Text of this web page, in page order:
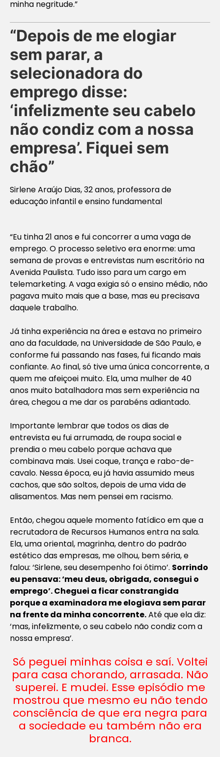
minha negritude.”
“Depois de me elogiar
sem parar, a
selecionadora do
emprego disse:
‘infelizmente seu cabelo
não condiz com a nossa
empresa’. Fiquei sem
chão”
Sirlene Araújo Dias, 32 anos, professora de
educação infantil e ensino fundamental
“Eu tinha 21 anos e fui concorrer a uma vaga de
emprego. O processo seletivo era enorme: uma
semana de provas e entrevistas num escritório na
Avenida Paulista. Tudo isso para um cargo em
telemarketing. A vaga exigia só o ensino médio, não
pagava muito mais que a base, mas eu precisava
daquele trabalho.
Já tinha experiência na área e estava no primeiro
ano da faculdade, na Universidade de São Paulo, e
conforme fui passando nas fases, fui ficando mais
confiante. Ao final, só tive uma única concorrente, a
quem me afeiçoei muito. Ela, uma mulher de 40
anos muito batalhadora mas sem experiência na
área, chegou a me dar os parabéns adiantado.
Importante lembrar que todos os dias de
entrevista eu fui arrumada, de roupa social e
prendia o meu cabelo porque achava que
combinava mais. Usei coque, trança e rabo-de-
cavalo. Nessa época, eu já havia assumido meus
cachos, que são soltos, depois de uma vida de
alisamentos. Mas nem pensei em racismo.
Então, chegou aquele momento fatídico em que a
recrutadora de Recursos Humanos entra na sala.
Ela, uma oriental, magrinha, dentro do padrão
estético das empresas, me olhou, bem séria, e
falou: ‘Sirlene, seu desempenho foi ótimo’. Sorrindo
eu pensava: ‘meu deus, obrigada, consegui o
emprego’. Cheguei a ficar constrangida
porque a examinadora me elogiava sem parar
na frente da minha concorrente.Até que ela diz:
‘mas, infelizmente, o seu cabelo não condiz com a
nossa empresa’.
Só peguei minhas coisa e saí. Voltei
para casa chorando, arrasada. Não
superei. E mudei. Esse episódio me
mostrou que mesmo eu não tendo
consciência de que era negra para
a sociedade eu também não era
branca.